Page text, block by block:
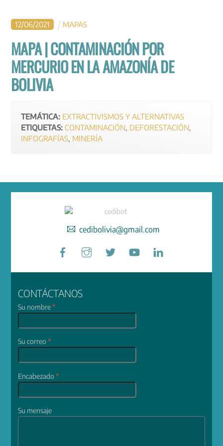
12/06/2021 MAPAS
MAPA | CONTAMINACIÓN POR
MERCURIO EN LA AMAZONÍA DE
BOLIVIA
TEMÁTICA: EXTRACTIVISMOS Y ALTERNATIVAS
ETIQUETAS: CONTAMINACIÓN, DEFORESTACIÓN,
INFOGRAFÍAS, MINERÍA
cedibolivia@gmail.com
Facebook
CONTÁCTANOS
Su nombre*
Su correo*
Encabezado*
Su mensaje